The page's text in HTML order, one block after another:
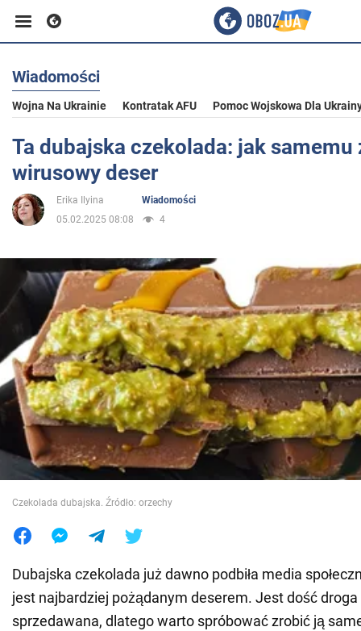
Biznes
Sport
Rozrywka
Polityka
Społeczeństwo
Wojna na Ukrainie
Świat
Jedzenie
Wiadomości
Wojna Na Ukrainie Kontratak AFU Pomoc Wojskowa Dla
Ta dubajska czekolada: jak samemu
wirusowy deser
Erika Ilyina
Wiadomości
05.02.2025 08:08
4
Czekolada dubajska. Źródło: orzechy
Dubajska czekolada już dawno podbiła media
jest najbardziej pożądanym deserem. Jest dość
sprzedawana, dlatego warto spróbować zrobić ją